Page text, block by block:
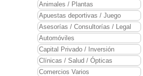
Animales / Plantas
Apuestas deportivas / Juego
Asesorías / Consultorías / Legal
Automóviles
Capital Privado / Inversión
Clínicas / Salud / Ópticas
Comercios Varios